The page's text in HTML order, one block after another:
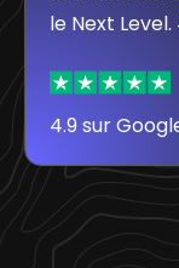
le Next
4.9 sur